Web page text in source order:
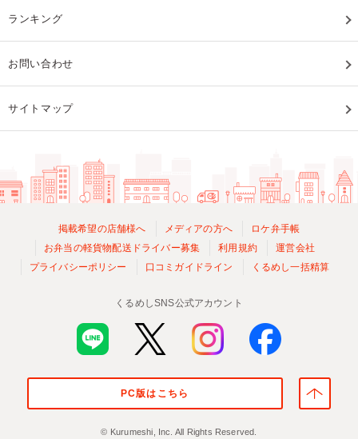
ランキング
お問い合わせ
サイトマップ
掲載希望の店舗様へ メディアの方へ
ロケ弁手帳
お弁当の軽貨物配送ドライバー募集
利用規約
運営会社
プライバシーポリシー
口コミガイドライン くるめし一括精算
くるめしSNS公式アカウント
PC版はこちら
© Kurumeshi, Inc. All Rights Reserved.